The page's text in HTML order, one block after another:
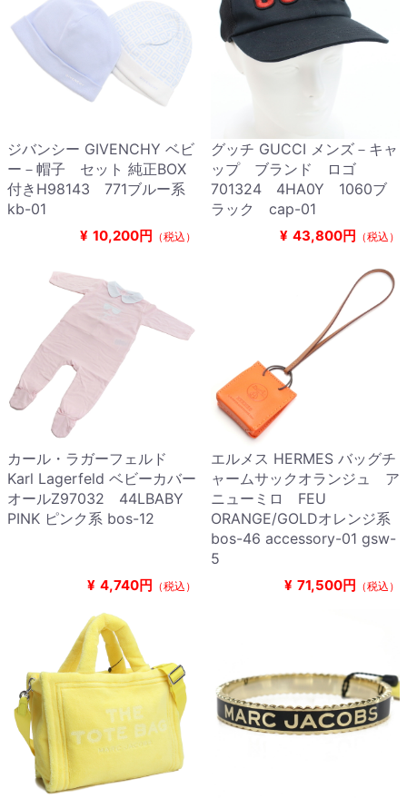
ジバンシー GIVENCHY ベビ
ー－帽子 セット 純正BOX
付きH98143 771ブルー系
kb-01
¥ 10,200円 （税込）
グッチ GUCCI メンズ－キャ
ップ ブランド ロゴ
701324 4HA0Y 1060ブ
ラック cap-01
¥ 43,800円 （税込）
カール・ラガーフェルド
Karl Lagerfeld ベビーカバー
オールZ97032 44LBABY
PINK ピンク系 bos-12
¥ 4,740円 （税込）
エルメス HERMES バッグチ
ャームサックオランジュ ア
ニューミロ FEU
ORANGE/GOLDオレンジ系
bos-46 accessory-01 gsw-
5
¥ 71,500円 （税込）